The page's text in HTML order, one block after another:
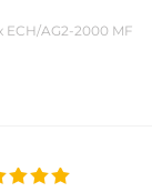
ECH/AG2-2000 MF